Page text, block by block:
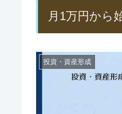
月1万円から
投資・資産形成